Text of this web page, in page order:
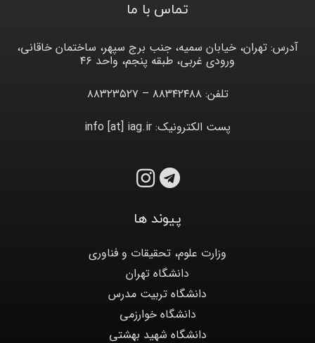
تماس با ما
آدرس: تهران، خیابان سمیه، جنب برج سپهر، ساختمان خاقانی،
ورودی غربی، طبقه پنجم، واحد ۴۶
تلفن: ۸۸۳۴۲۴۸۸ – ۸۸۳۲۳۵۲۷
پست الکترونیک: info [at] iag.ir
پیوند ها
وزارت علوم، تحقیقات و فناوری
دانشگاه تهران
دانشگاه تربیت مدرس
دانشگاه خوارزمی
دانشگاه شهید بهشتی